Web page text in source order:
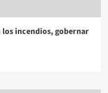
los incendios, gobernar